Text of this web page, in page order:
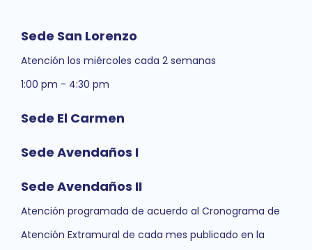
Sede San Lorenzo
Atención los miércoles cada 2 semanas
1:00 pm - 4:30 pm
Sede El Carmen
Sede Avendaños I
Sede Avendaños II
Atención programada de acuerdo al Cronograma de
Atención Extramural de cada mes publicado en la